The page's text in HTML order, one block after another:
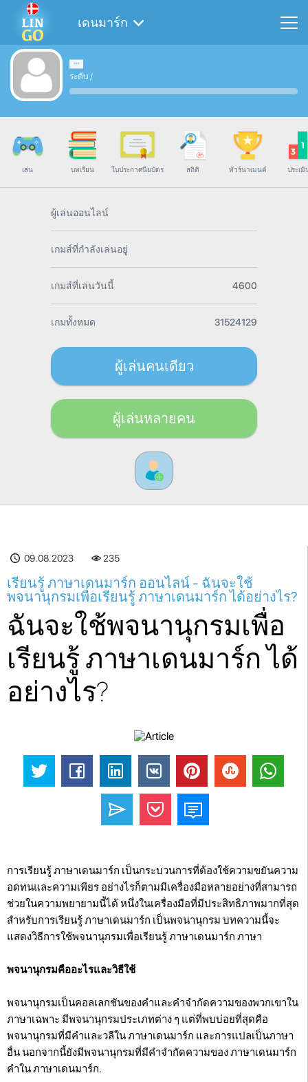
เดนมาร์ก
ระดับ /
เล่น บทเรียน ใบประกาศนียบัตร สถิติ ทัวร์นาเมนต์ ประเมิ
ผู้เล่นออนไลน์
เกมส์ที่กำลังเล่นอยู่
เกมส์ที่เล่นวันนี้ 4600
เกมทั้งหมด 31524129
ผู้เล่นคนเดียว
ผู้เล่นหลายคน
09.08.2023 235
เรียนรู้ ภาษาเดนมาร์ก ออนไลน์ - ฉันจะใช้
พจนานุกรมเพื่อเรียนรู้ ภาษาเดนมาร์ก ได้อย่างไร?
ฉันจะใช้พจนานุกรมเพื่อ
เรียนรู้ ภาษาเดนมาร์ก ได้
อย่างไร?
การเรียนรู้ ภาษาเดนมาร์ก เป็นกระบวนการที่ต้องใช้ความขยันความ
อดทนและความเพียร อย่างไรก็ตามมีเครื่องมือหลายอย่างที่สามารถ
ช่วยในความพยายามนี้ได้ หนึ่งในเครื่องมือที่มีประสิทธิภาพมากที่สุด
สำหรับการเรียนรู้ ภาษาเดนมาร์ก เป็นพจนานุกรม บทความนี้จะ
แสดงวิธีการใช้พจนานุกรมเพื่อเรียนรู้ ภาษาเดนมาร์ก ภาษา
พจนานุกรมคืออะไรและวิธีใช้
พจนานุกรมเป็นคอลเลกชันของคำและคำจำกัดความของพวกเขาใน
ภาษาเฉพาะ มีพจนานุกรมประเภทต่าง ๆ แต่ที่พบบ่อยที่สุดคือ
พจนานุกรมที่มีคำและวลีใน ภาษาเดนมาร์ก และการแปลเป็นภาษา
อื่น นอกจากนี้ยังมีพจนานุกรมที่มีคำจำกัดความของ ภาษาเดนมาร์ก
คำใน ภาษาเดนมาร์ก.